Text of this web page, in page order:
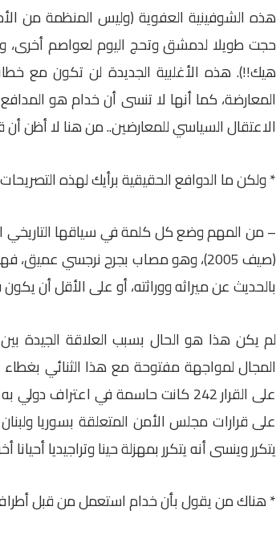
هذه الشوفينية العفوية (وليس المنظمة من
حجت طويلا لدمشق وتحج اليوم لعواصم أخرى،
هيك!!). هذه الأغلبية الجديدة لن تكون مع
المعارضة، كما أنها لا تنسى أن خدام هو
الاعتقال السياسي للمعارضين.. من هنا لا أظن أن
* ولكن ما الدوافع الحقيقية برأيك لهذه
– من المهم وضع كل كلمة في سياقها التاريخي
(صيف 2005)، وهو مصاب بجرح نرجسي
بالحديث عن ميراثه ووراثته، أو على الأقل أن
لم يكن هذا هو الحال بسبب العلاقة الجيدة
المجال لمواجهة مفتوحة مع هذا الثنائي
على قرارات مجلس الأمن المتعلقة بسوريا
يتكرر وينسى أنه يتكرر بمهزلة حينا وتراجيديا أحيانا
* هناك من يقول بأن خدام استعمل من قبل